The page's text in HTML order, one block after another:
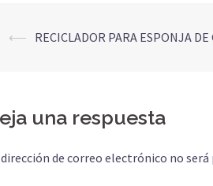
Navegación
⟵ RECICLADOR PARA ESPONJA
una respuesta
dirección de correo electrónico no será